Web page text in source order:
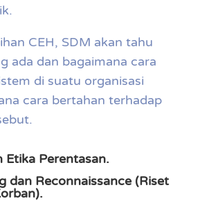
CEH, SDM akan tahu
ada dan bagaimana cara
di suatu organisasi
cara bertahan terhadap
Etika Perentasan.
dan Reconnaissance (Riset